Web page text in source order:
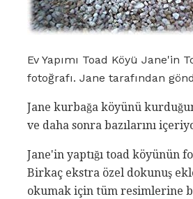
Ev Yapımı Toad Köyü Jane'in
fotoğrafı. Jane tarafından
Jane kurbağa köyünü
ve daha sonra bazılarını
Jane'in yaptığı toad köyünün
Birkaç ekstra özel dokunuş
okumak için tüm resimlerine